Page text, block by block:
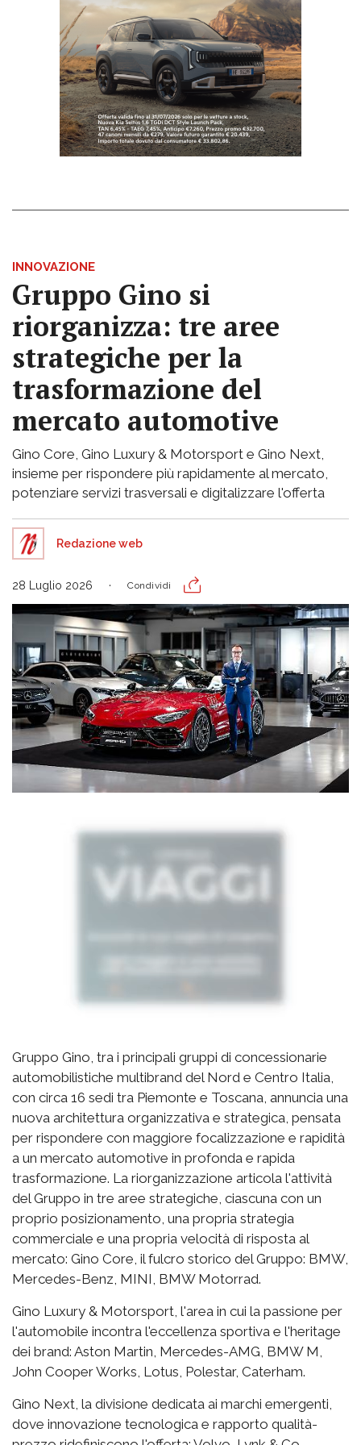
INNOVAZIONE
Gruppo Gino si
riorganizza: tre aree
strategiche per la
trasformazione del
mercato automotive
Gino Core, Gino Luxury & Motorsport e Gino Next,
insieme per rispondere più rapidamente al mercato,
potenziare servizi trasversali e digitalizzare l'offerta
Redazione web
28 Luglio 2026 Condividi
Gruppo Gino, tra i principali gruppi di concessionarie
automobilistiche multibrand del Nord e Centro Italia,
con circa 16 sedi tra Piemonte e Toscana, annuncia una
nuova architettura organizzativa e strategica, pensata
per rispondere con maggiore focalizzazione e rapidità
a un mercato automotive in profonda e rapida
trasformazione. La riorganizzazione articola l'attività
del Gruppo in tre aree strategiche, ciascuna con un
proprio posizionamento, una propria strategia
commerciale e una propria velocità di risposta al
mercato: Gino Core, il fulcro storico del Gruppo: BMW,
Mercedes-Benz, MINI, BMW Motorrad.
Gino Luxury & Motorsport, l'area in cui la passione per
l'automobile incontra l'eccellenza sportiva e l'heritage
dei brand: Aston Martin, Mercedes-AMG, BMW M,
John Cooper Works, Lotus, Polestar, Caterham.
Gino Next, la divisione dedicata ai marchi emergenti,
dove innovazione tecnologica e rapporto qualità-